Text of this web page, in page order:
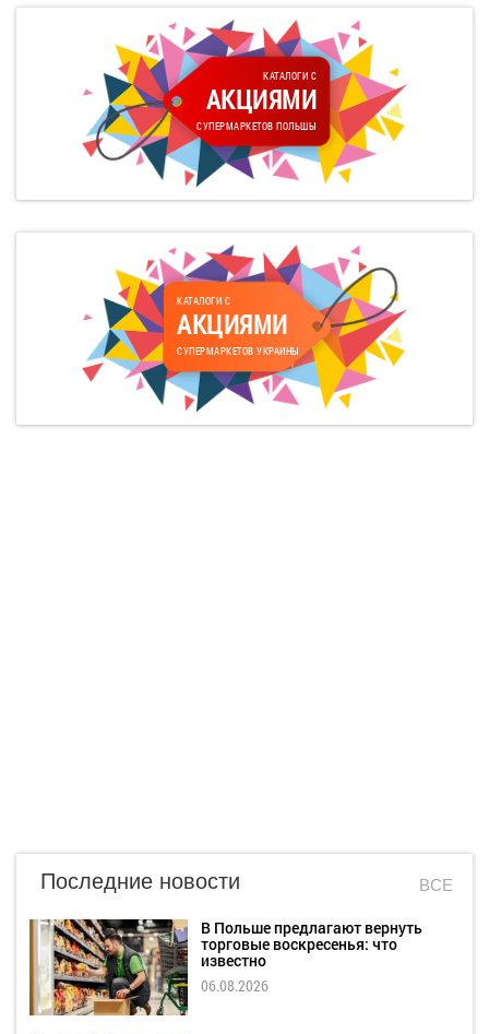
КАТАЛОГИ С
АКЦИЯМИ
СУПЕРМАРКЕТОВ ПОЛЬШЫ
КАТАЛОГИ С
АКЦИЯМИ
СУПЕРМАРКЕТОВ УКРАИНЫ
Последние новости ВСЕ
В Польше предлагают вернуть
торговые воскресенья: что
известно
06.08.2026